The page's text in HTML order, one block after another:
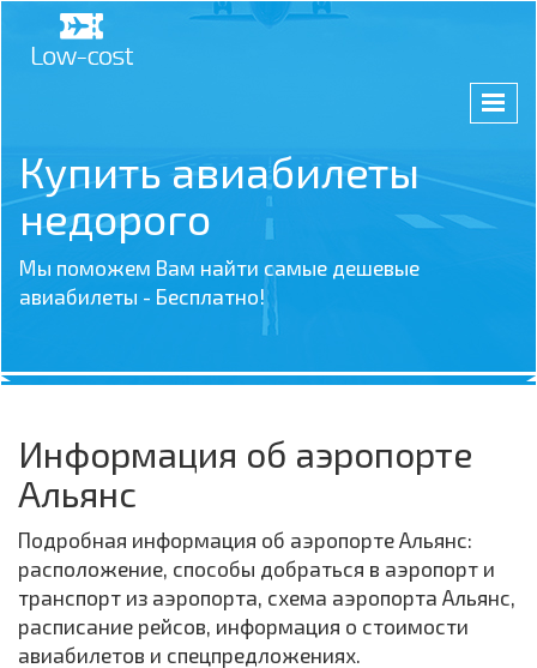
Купить авиабилеты
недорого
Мы поможем Вам найти самые дешевые
авиабилеты - Бесплатно!
Информация об аэропорте
Альянс
Подробная информация об аэропорте Альянс:
расположение, способы добраться в аэропорт и
транспорт из аэропорта, схема аэропорта Альянс,
расписание рейсов, информация о стоимости
авиабилетов и спецпредложениях.